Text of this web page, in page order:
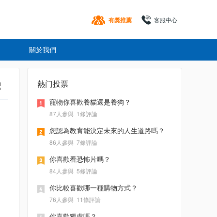
客服中心
有獎推薦
關於我們
熱门投票
寵物你喜歡養貓還是養狗？
87人參與 1條評論
您認為教育能決定未來的人生道路嗎？
86人參與 7條評論
你喜歡看恐怖片嗎？
84人參與 5條評論
你比較喜歡哪一種購物方式？
76人參與 11條評論